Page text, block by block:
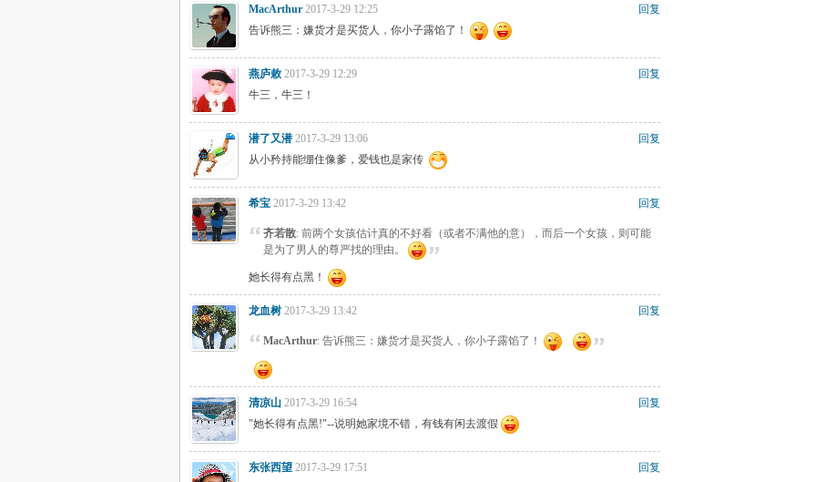
回复
MacArthur 2017-3-29 12:25
告诉熊三：嫌货才是买货人，你小子露馅了！
回复
燕庐敕 2017-3-29 12:29
牛三，牛三！
回复
潜了又潜 2017-3-29 13:06
从小矜持能绷住像爹，爱钱也是家传
回复
希宝 2017-3-29 13:42
齐若散: 前两个女孩估计真的不好看（或者不满他的意），而后一个女孩，则可能
是为了男人的尊严找的理由。
她长得有点黑！
回复
龙血树 2017-3-29 13:42
MacArthur: 告诉熊三：嫌货才是买货人，你小子露馅了！
回复
清凉山 2017-3-29 16:54
"她长得有点黑!"--说明她家境不错，有钱有闲去渡假
回复
东张西望 2017-3-29 17:51